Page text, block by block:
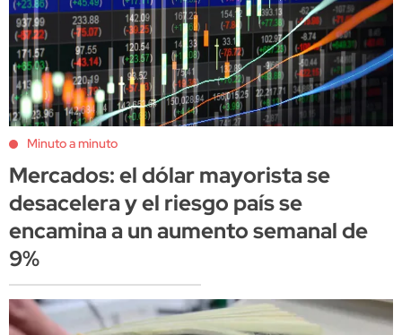
Minuto a minuto
Mercados: el dólar mayorista se
desacelera y el riesgo país se
encamina a un aumento semanal de
9%